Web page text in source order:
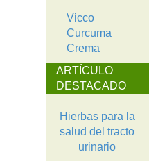
Vicco
Curcuma
Crema
ARTÍCULO
DESTACADO
Hierbas para la
salud del tracto
urinario